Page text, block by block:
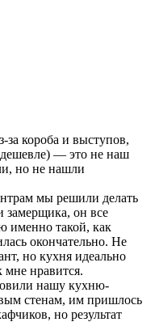
за короба и выступов,
— это не наш
но не нашли
мы решили делать
замерщика, он все
именно такой, как
окончательно. Не
но кухня идеально
мне нравится.
нашу кухню-
стенам, им пришлось
но результат